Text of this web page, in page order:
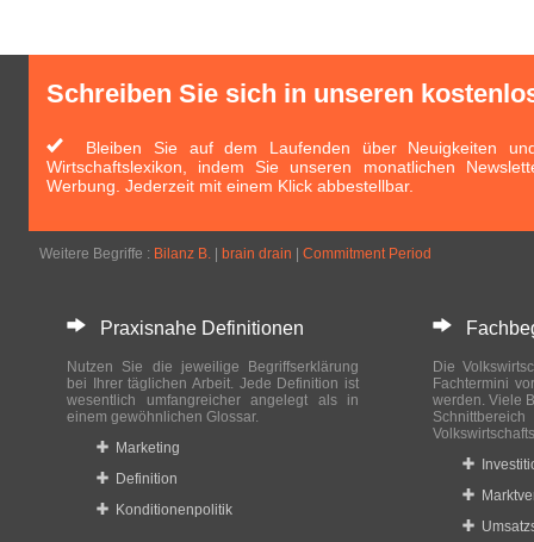
Schreiben Sie sich in unseren
Bleiben Sie auf dem Laufenden über Neuigkeiten
Wirtschaftslexikon, indem Sie unseren monatlichen
Werbung. Jederzeit mit einem Klick abbestellbar.
Weitere Begriffe : Bilanz B. brain drain Commitment Period
Praxisnahe Definitionen
Nutzen Sie die jeweilige Begriffserklärung
bei Ihrer täglichen Arbeit. Jede Definition ist
wesentlich umfangreicher angelegt als in
einem gewöhnlichen Glossar.
Marketing
Definition
Konditionenpolitik
Die
Fachtermini
werden. Viele